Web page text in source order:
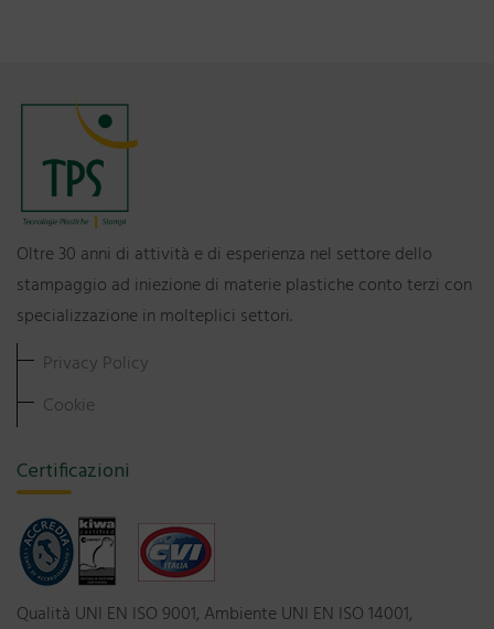
Oltre 30 anni di attività e di esperienza nel settore dello
stampaggio ad iniezione di materie plastiche conto terzi con
specializzazione in molteplici settori.
Privacy Policy
Cookie
Certificazioni
Qualità UNI EN ISO 9001, Ambiente UNI EN ISO 14001,